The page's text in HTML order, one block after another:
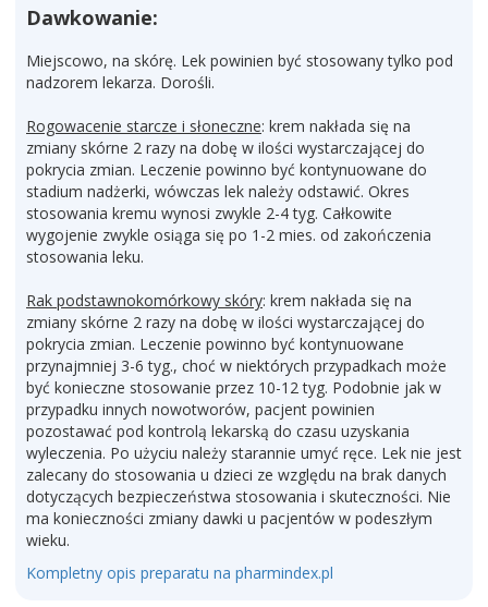
Dawkowanie:
Miejscowo, na skórę. Lek powinien być stosowany tylko pod
nadzorem lekarza. Dorośli.
Rogowacenie starcze i słoneczne: krem nakłada się na
zmiany skórne 2 razy na dobę w ilości wystarczającej do
pokrycia zmian. Leczenie powinno być kontynuowane do
stadium nadżerki, wówczas lek należy odstawić. Okres
stosowania kremu wynosi zwykle 2-4 tyg. Całkowite
wygojenie zwykle osiąga się po 1-2 mies. od zakończenia
stosowania leku.
Rak podstawnokomórkowy skóry: krem nakłada się na
zmiany skórne 2 razy na dobę w ilości wystarczającej do
pokrycia zmian. Leczenie powinno być kontynuowane
przynajmniej 3-6 tyg., choć w niektórych przypadkach może
być konieczne stosowanie przez 10-12 tyg. Podobnie jak w
przypadku innych nowotworów, pacjent powinien
pozostawać pod kontrolą lekarską do czasu uzyskania
wyleczenia. Po użyciu należy starannie umyć ręce. Lek nie jest
zalecany do stosowania u dzieci ze względu na brak danych
dotyczących bezpieczeństwa stosowania i skuteczności. Nie
ma konieczności zmiany dawki u pacjentów w podeszłym
wieku.
Kompletny opis preparatu na pharmindex.pl